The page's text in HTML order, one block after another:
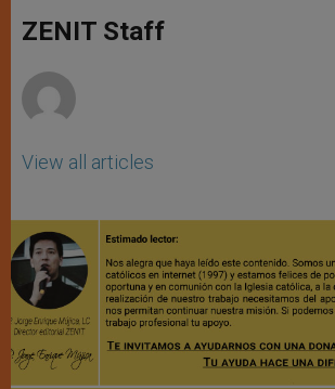
p
p
g
e
o
k
ZENIT Staff
View all articles